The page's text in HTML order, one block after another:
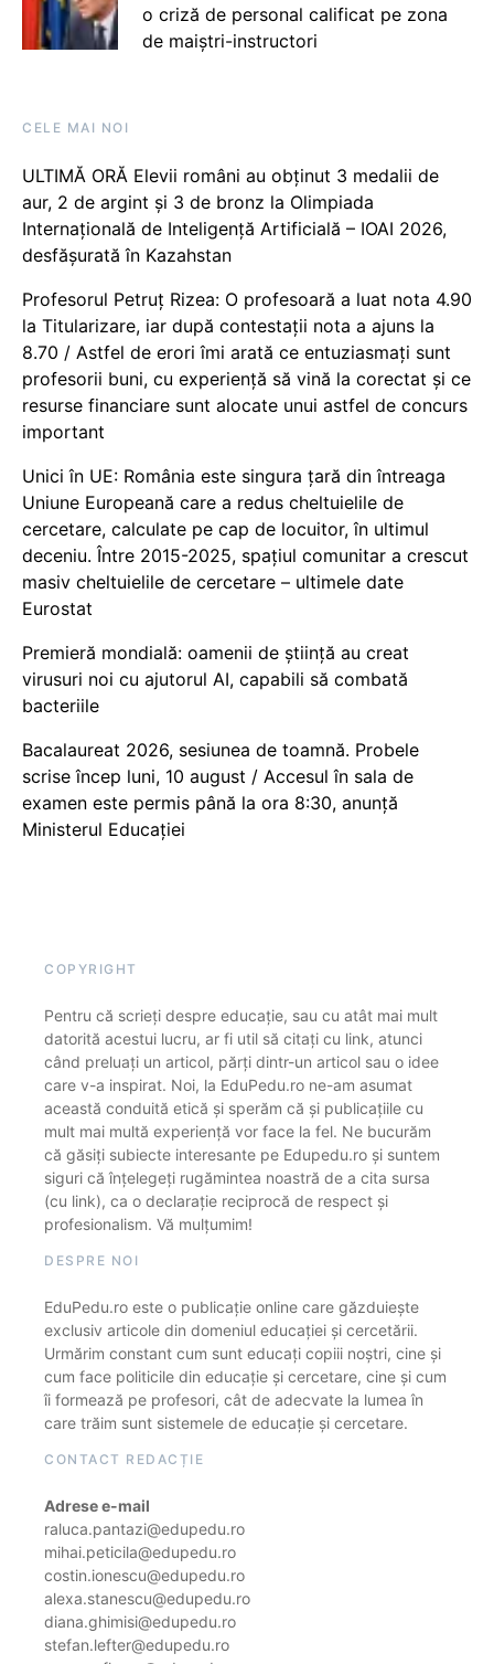
o criză de personal calificat pe zona
de maiștri-instructori
CELE MAI NOI
ULTIMĂ ORĂ Elevii români au obținut 3 medalii de
aur, 2 de argint și 3 de bronz la Olimpiada
Internațională de Inteligență Artificială – IOAI 2026,
desfășurată în Kazahstan
Profesorul Petruț Rizea: O profesoară a luat nota 4.90
la Titularizare, iar după contestații nota a ajuns la
8.70 / Astfel de erori îmi arată ce entuziasmați sunt
profesorii buni, cu experiență să vină la corectat și ce
resurse financiare sunt alocate unui astfel de concurs
important
Unici în UE: România este singura țară din întreaga
Uniune Europeană care a redus cheltuielile de
cercetare, calculate pe cap de locuitor, în ultimul
deceniu. Între 2015-2025, spațiul comunitar a crescut
masiv cheltuielile de cercetare – ultimele date
Eurostat
Premieră mondială: oamenii de știință au creat
virusuri noi cu ajutorul AI, capabili să combată
bacteriile
Bacalaureat 2026, sesiunea de toamnă. Probele
scrise încep luni, 10 august / Accesul în sala de
examen este permis până la ora 8:30, anunță
Ministerul Educației
COPYRIGHT
Pentru că scrieți despre educație, sau cu atât mai mult
datorită acestui lucru, ar fi util să citați cu link, atunci
când preluați un articol, părți dintr-un articol sau o idee
care v-a inspirat. Noi, la EduPedu.ro ne-am asumat
această conduită etică și sperăm că și publicațiile cu
mult mai multă experiență vor face la fel. Ne bucurăm
că găsiți subiecte interesante pe Edupedu.ro și suntem
siguri că înțelegeți rugămintea noastră de a cita sursa
(cu link), ca o declarație reciprocă de respect și
profesionalism. Vă mulțumim!
DESPRE NOI
EduPedu.ro este o publicație online care găzduiește
exclusiv articole din domeniul educației și cercetării.
Urmărim constant cum sunt educați copiii noștri, cine și
cum face politicile din educație și cercetare, cine și cum
îi formează pe profesori, cât de adecvate la lumea în
care trăim sunt sistemele de educație și cercetare.
CONTACT REDACȚIE
Adrese e-mail
raluca.pantazi@edupedu.ro
mihai.peticila@edupedu.ro
costin.ionescu@edupedu.ro
alexa.stanescu@edupedu.ro
diana.ghimisi@edupedu.ro
stefan.lefter@edupedu.ro